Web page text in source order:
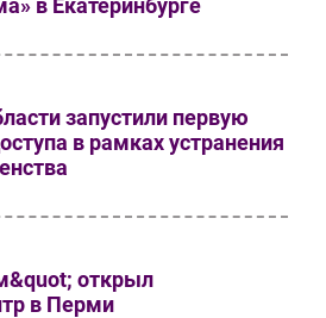
запустили первую
в рамках устранения
открыл
в Перми